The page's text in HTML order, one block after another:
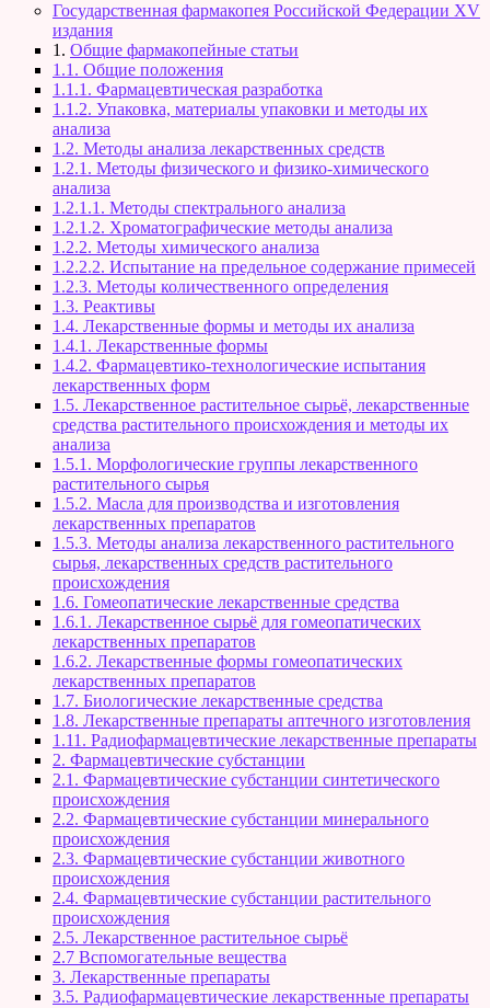
Государственная фармакопея Российской Федерации XV
издания
1. Общие фармакопейные статьи
1.1. Общие положения
1.1.1. Фармацевтическая разработка
1.1.2. Упаковка, материалы упаковки и методы их
анализа
1.2. Методы анализа лекарственных средств
1.2.1. Методы физического и физико-химического
анализа
1.2.1.1. Методы спектрального анализа
1.2.1.2. Хроматографические методы анализа
1.2.2. Методы химического анализа
1.2.2.2. Испытание на предельное содержание примесей
1.2.3. Методы количественного определения
1.3. Реактивы
1.4. Лекарственные формы и методы их анализа
1.4.1. Лекарственные формы
1.4.2. Фармацевтико-технологические испытания
лекарственных форм
1.5. Лекарственное растительное сырьё, лекарственные
средства растительного происхождения и методы их
анализа
1.5.1. Морфологические группы лекарственного
растительного сырья
1.5.2. Масла для производства и изготовления
лекарственных препаратов
1.5.3. Методы анализа лекарственного растительного
сырья, лекарственных средств растительного
происхождения
1.6. Гомеопатические лекарственные средства
1.6.1. Лекарственное сырьё для гомеопатических
лекарственных препаратов
1.6.2. Лекарственные формы гомеопатических
лекарственных препаратов
1.7. Биологические лекарственные средства
1.8. Лекарственные препараты аптечного изготовления
1.11. Радиофармацевтические лекарственные препараты
2. Фармацевтические субстанции
2.1. Фармацевтические субстанции синтетического
происхождения
2.2. Фармацевтические субстанции минерального
происхождения
2.3. Фармацевтические субстанции животного
происхождения
2.4. Фармацевтические субстанции растительного
происхождения
2.5. Лекарственное растительное сырьё
2.7 Вспомогательные вещества
3. Лекарственные препараты
3.5. Радиофармацевтические лекарственные препараты